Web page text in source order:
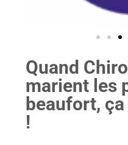
Quand
marient les
beaufort,
!